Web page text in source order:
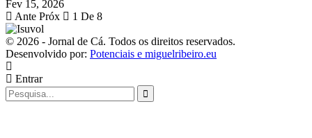
Fev 15, 2026
Ante Próx 1 De 8
© 2026 - Jornal de Cá. Todos os direitos reservados.
Desenvolvido por: Potenciais e miguelribeiro.eu
Entrar